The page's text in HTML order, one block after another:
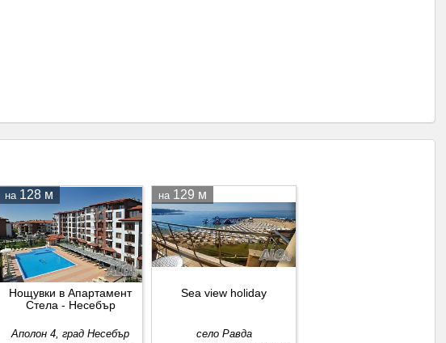
на 128 м
Нощувки в Апартамент
Стела - Несебър
Аполон 4, град Несебър
на 129 м
Sea view holiday
село Равда